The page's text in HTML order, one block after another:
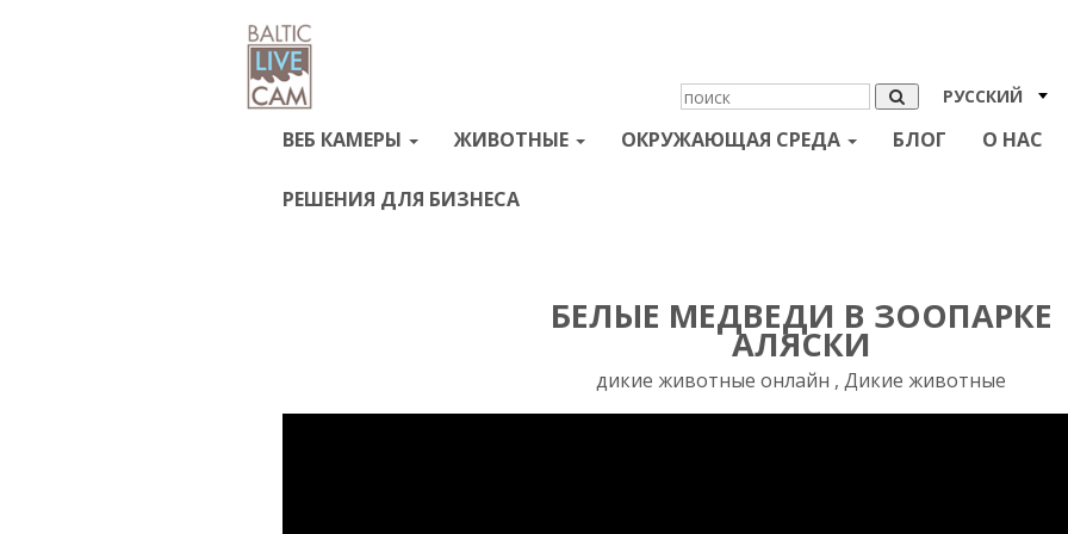
РУССКИЙ
ВЕБ КАМЕРЫ ЖИВОТНЫЕ ОКРУЖАЮЩАЯ СРЕДА БЛОГ О НАС
РЕШЕНИЯ ДЛЯ БИЗНЕСА
БЕЛЫЕ МЕДВЕДИ В ЗООПАРКЕ
АЛЯСКИ
дикие животные онлайн , Дикие животные